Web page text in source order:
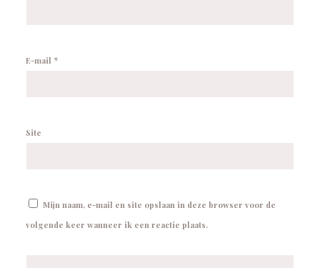
E-mail *
Site
Mijn naam, e-mail en site opslaan in deze browser voor de
volgende keer wanneer ik een reactie plaats.